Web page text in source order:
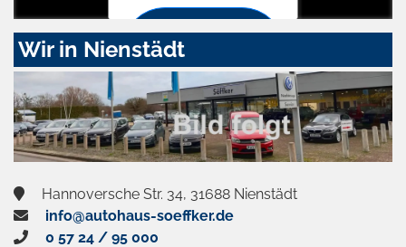
Zustimmen
aktivieren
Wir in Nienstädt
Hannoversche Str. 34, 31688 Nienstädt
info@autohaus-soeffker.de
0 57 24 / 95 000